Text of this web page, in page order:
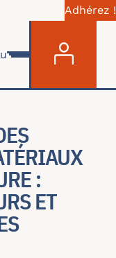
Adhérez !
:
ET